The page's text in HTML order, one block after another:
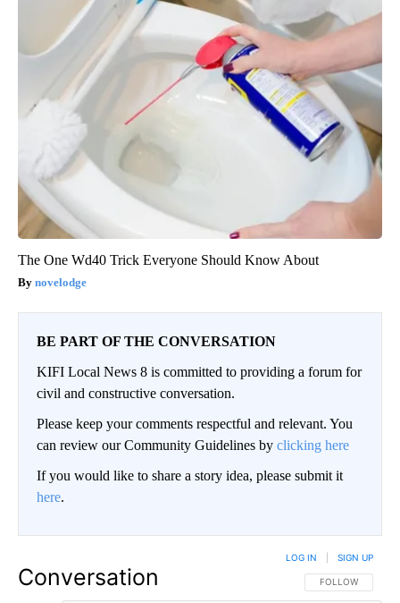
The One Wd40 Trick Everyone Should Know About
novelodge
BE PART OF THE CONVERSATION
KIFI Local News 8 is committed to providing a forum for
civil and constructive conversation.
Please keep your comments respectful and relevant. You
can review our Community Guidelines by clicking here
If you would like to share a story idea, please submit it
here.
Conversation FOLLOW THIS
FOLLOW
LOG IN SIGN UP